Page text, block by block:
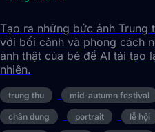
Tạo ra những bức ảnh
với bối cảnh và phong cách
ảnh thật của bé để AI tái tạo
nhiên.
trung thu mid-autumn festival
chân dung portrait lễ hội